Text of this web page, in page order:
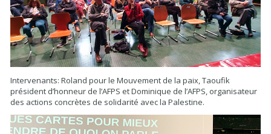
Intervenants: Roland pour le Mouvement de la paix, Taoufik
président d’honneur de l’AFPS et Dominique de l’AFPS, organisateur
des actions concrètes de solidarité avec la Palestine.